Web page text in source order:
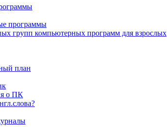
программы
групп компьютерных программ для взрослых
план
о ПК